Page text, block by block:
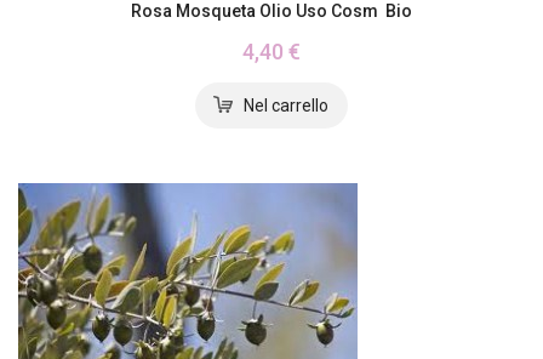
Rosa Mosqueta Olio Uso Cosm Bio
4,40 €